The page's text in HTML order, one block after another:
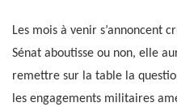
Les mois à venir s’annoncent
Sénat aboutisse ou non, elle
remettre sur la table la
les engagements militaires